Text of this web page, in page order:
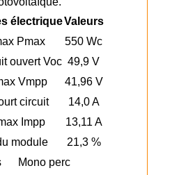
électriqueValeurs
Pmax
550 Wc
ouvert Voc 49,9 V
Vmpp
41,96 V
circuit
14,0 A
Impp
13,11 A
module
21,3 %
Mono perc